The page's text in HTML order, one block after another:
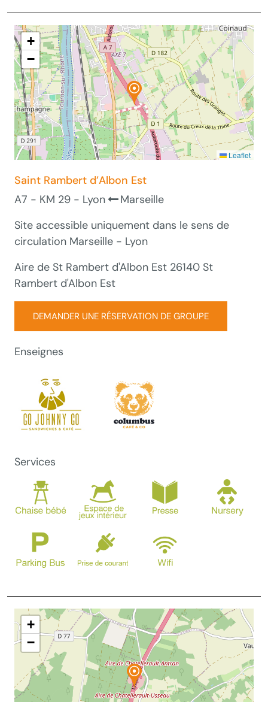
+
−
Leaflet
Saint Rambert d’Albon Est
A7 - KM 29 - Lyon
Marseille
Site accessible uniquement dans le sens de
circulation Marseille - Lyon
Aire de St Rambert d'Albon Est 26140 St
Rambert d'Albon Est
DEMANDER UNE RÉSERVATION DE GROUPE
Enseignes
Services
+
−